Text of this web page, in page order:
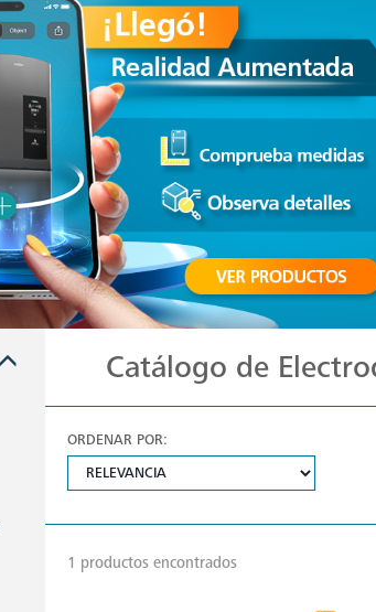
Catálogo de
ORDENAR POR:
1 productos encontrados